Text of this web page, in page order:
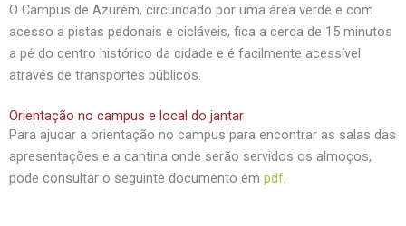
O Campus de Azurém, circundado por uma área verde e com
acesso a pistas pedonais e cicláveis, fica a cerca de 15 minutos
a pé do centro histórico da cidade e é facilmente acessível
através de transportes públicos.
Orientação no campus e local do jantar
Para ajudar a orientação no campus para encontrar as salas das
apresentações e a cantina onde serão servidos os almoços,
pode consultar o seguinte documento em pdf